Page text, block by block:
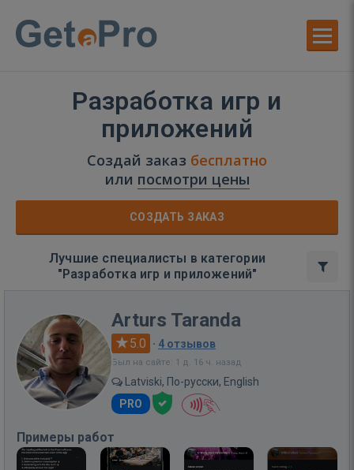
Разработка игр и
приложений
Создай заказ бесплатно
или посмотри цены
СОЗДАТЬ ЗАКАЗ
Лучшие специалисты в категории
"Разработка игр и приложений"
Arturs Taranda
5.0 · 4 отзывов
Был на сайте: 1 д. 16 ч. назад
Latviski, По-русски, English
PRO
Примеры работ